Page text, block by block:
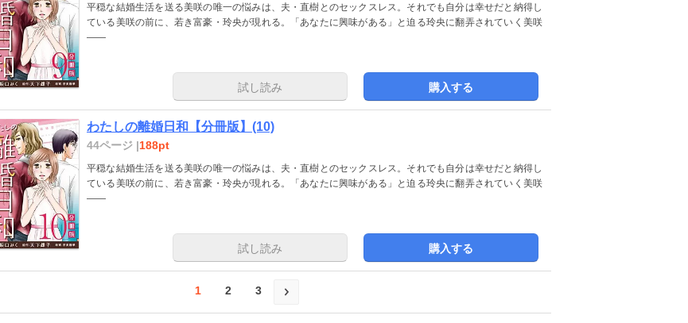
平穏な結婚生活を送る美咲の唯一の悩みは、夫・直樹とのセックスレス。それでも自分は幸せだと納得し
ている美咲の前に、若き富豪・玲央が現れる。「あなたに興味がある」と迫る玲央に翻弄されていく美咲
――
試し読み 購入する
わたしの離婚日和【分冊版】(10)
44ページ |188pt
平穏な結婚生活を送る美咲の唯一の悩みは、夫・直樹とのセックスレス。それでも自分は幸せだと納得し
ている美咲の前に、若き富豪・玲央が現れる。「あなたに興味がある」と迫る玲央に翻弄されていく美咲
――
試し読み 購入する
1 2 3